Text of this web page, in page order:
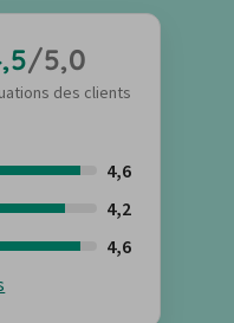
/5,0
des clients
4,6
4,2
4,6